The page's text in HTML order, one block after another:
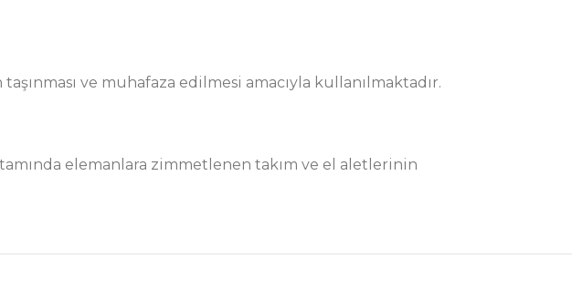
ve muhafaza edilmesi amacıyla kullanılmaktadır.
elemanlara zimmetlenen takım ve el aletlerinin